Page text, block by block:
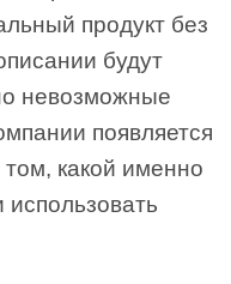
продукт без
будут
невозможные
появляется
какой именно
использовать